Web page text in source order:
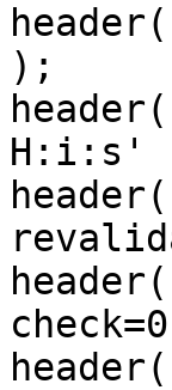
);
H:i:s'